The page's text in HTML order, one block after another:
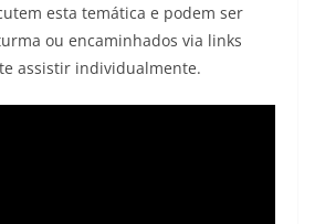
esta temática e podem ser
ou encaminhados via links
assistir individualmente.